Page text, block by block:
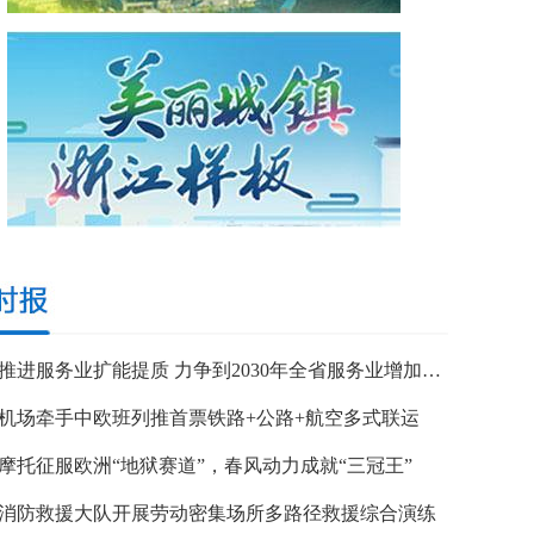
浙江推进服务业扩能提质 力争到2030年全省服务业增加值突破7万亿元
场牵手中欧班列推首票铁路+公路+航空多式联运
托征服欧洲“地狱赛道”，春风动力成就“三冠王”
防救援大队开展劳动密集场所多路径救援综合演练